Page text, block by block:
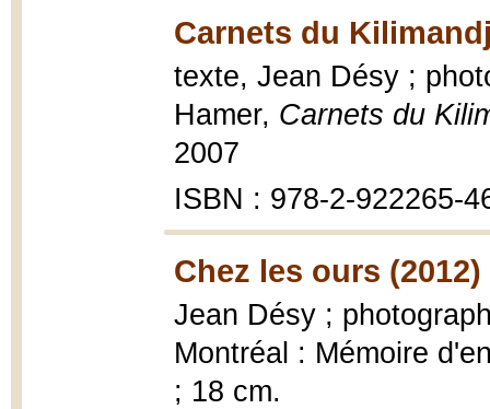
Carnets du
texte, Jean Désy ;
Hamer, Carnets du
2007
ISBN : 978-2-922265-
Chez les ours (2012)
Jean Désy ;
Montréal : Mémoire
; 18 cm.